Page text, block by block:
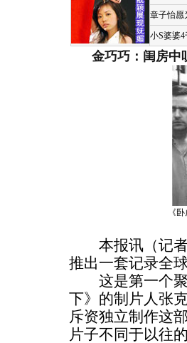
章子怡愿
小S婆婆
金巧巧：闺房中
《
本报讯（记者
推出一套记录全
这是第一个聚
下》的制片人张
斥资独立制作这
片子不同于以往